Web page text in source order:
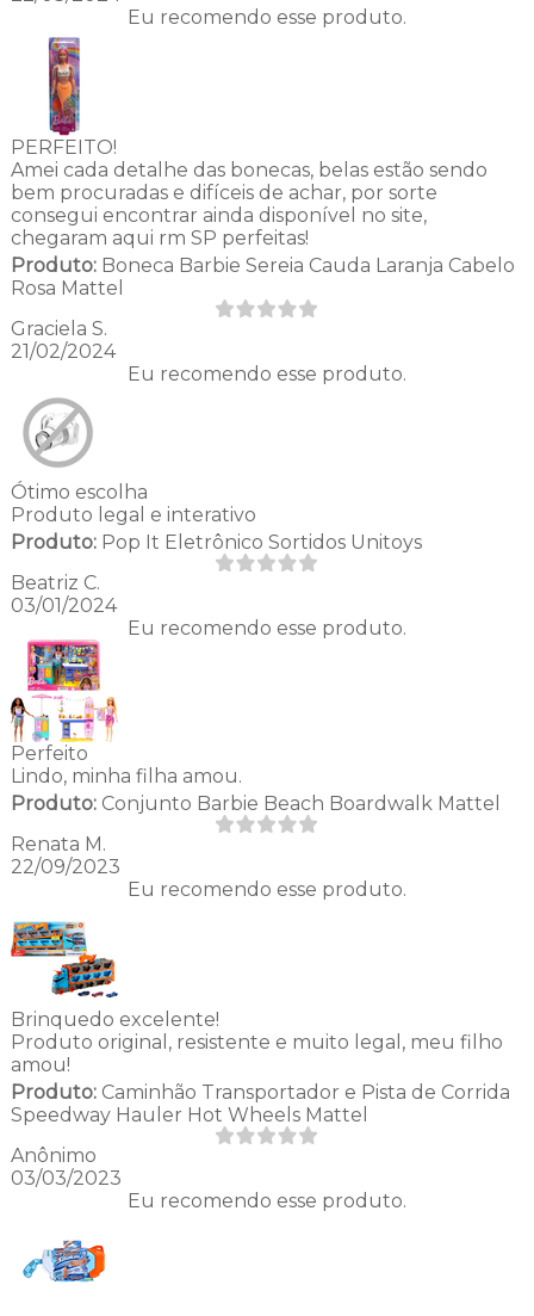
Eu recomendo esse produto.
PERFEITO!
Amei cada detalhe das bonecas, belas estão sendo
bem procuradas e difíceis de achar, por sorte
consegui encontrar ainda disponível no site,
chegaram aqui rm SP perfeitas!
Produto:Boneca Barbie Sereia Cauda Laranja Cabelo
Rosa Mattel
Graciela S.
21/02/2024
Eu recomendo esse produto.
Ótimo escolha
Produto legal e interativo
Produto:Pop It Eletrônico Sortidos Unitoys
Beatriz C.
03/01/2024
Eu recomendo esse produto.
Perfeito
Lindo, minha filha amou.
Produto:Conjunto Barbie Beach Boardwalk Mattel
Renata M.
22/09/2023
Eu recomendo esse produto.
Brinquedo excelente!
Produto original, resistente e muito legal, meu filho
amou!
Produto:Caminhão Transportador e Pista de Corrida
Speedway Hauler Hot Wheels Mattel
Anônimo
03/03/2023
Eu recomendo esse produto.